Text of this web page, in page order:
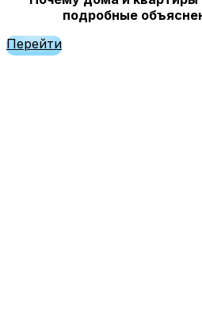
подробные
Перейти